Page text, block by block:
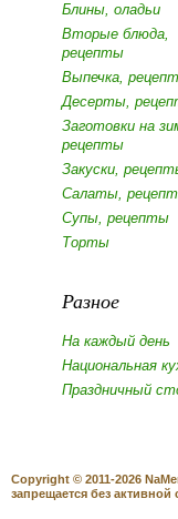
Блины, оладьи
Вторые блюда,
рецепты
Выпечка,
Десерты,
Заготовки на
рецепты
Закуски,
Салаты,
Супы, рецепты
Торты
Разное
На каждый день
Национальная
Праздничный
Copyright © 2011-2026
запрещается без